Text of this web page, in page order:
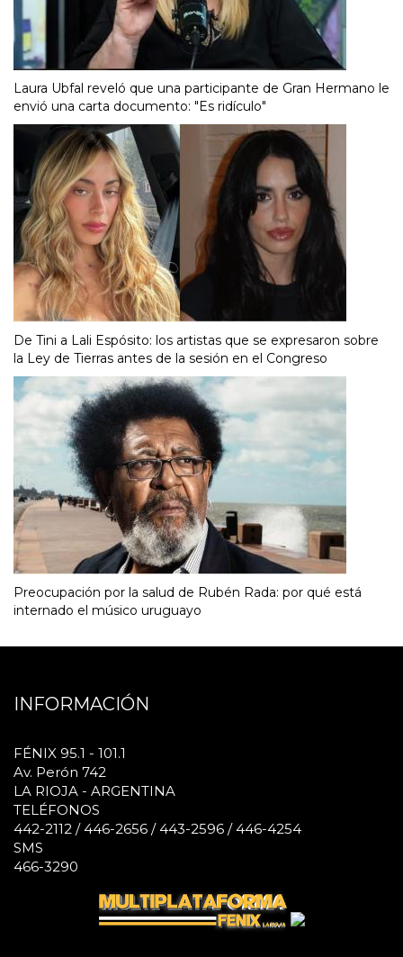
Laura Ubfal reveló que una participante de Gran Hermano le
envió una carta documento: "Es ridículo"
De Tini a Lali Espósito: los artistas que se expresaron sobre
la Ley de Tierras antes de la sesión en el Congreso
Preocupación por la salud de Rubén Rada: por qué está
internado el músico uruguayo
INFORMACIÓN
FÉNIX 95.1 - 101.1
Av. Perón 742
LA RIOJA - ARGENTINA
TELÉFONOS
442-2112 / 446-2656 / 443-2596 / 446-4254
SMS
466-3290